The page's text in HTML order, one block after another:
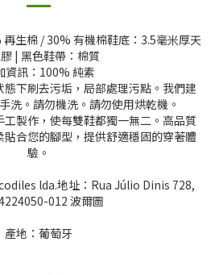
生棉 / 30% 有機棉鞋底：3.5毫米厚天
| 黑色鞋帶：棉質
資訊：100% 純素
下刷去污垢，局部處理污點。我們建
洗。請勿機洗。請勿使用烘乾機。
製作，使每雙鞋都獨一無二。高品質
合您的腳型，提供舒適穩固的穿著體
驗。
lda.地址：Rua Júlio Dinis 728,
012 波爾圖
產地：葡萄牙